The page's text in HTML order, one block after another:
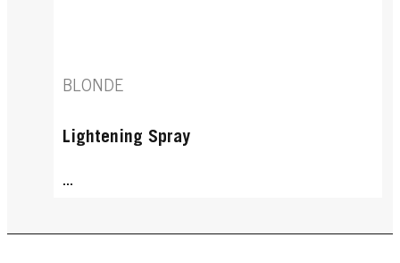
BLONDE
Lightening Spray
...